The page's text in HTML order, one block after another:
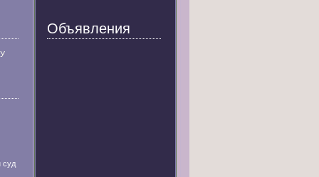
суд
Объявления